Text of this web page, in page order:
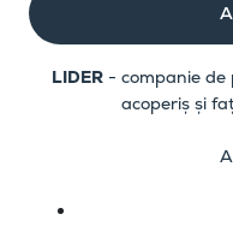
LIDER - companie
acoperiș și